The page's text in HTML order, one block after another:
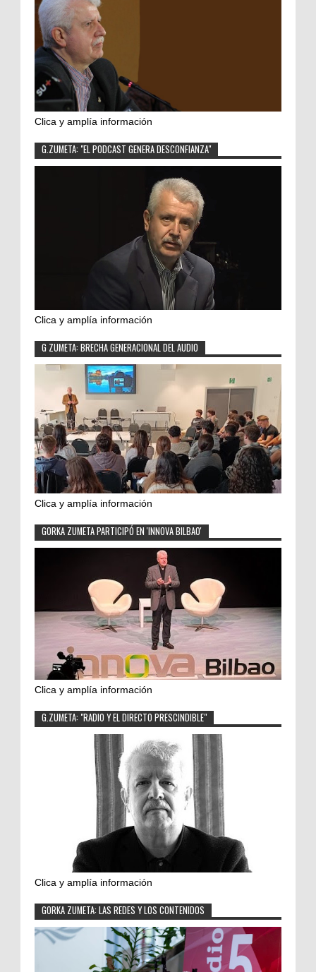
Clica y amplía información
G.ZUMETA: "EL PODCAST GENERA DESCONFIANZA"
Clica y amplía información
G ZUMETA: BRECHA GENERACIONAL DEL AUDIO
Clica y amplía información
GORKA ZUMETA PARTICIPÓ EN 'INNOVA BILBAO'
Clica y amplía información
G.ZUMETA: "RADIO Y EL DIRECTO PRESCINDIBLE"
Clica y amplía información
GORKA ZUMETA: LAS REDES Y LOS CONTENIDOS